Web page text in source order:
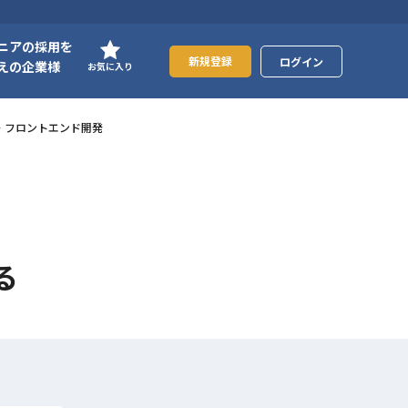
アの採用を
の企業様
お気に入り 新規登録 ログイン
ロントエンド開発